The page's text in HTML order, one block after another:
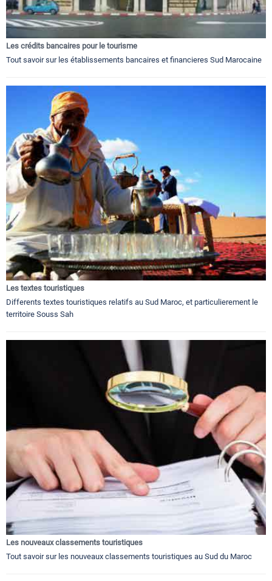
Les crédits bancaires pour le tourisme
Tout savoir sur les établissements bancaires et financieres Sud Marocaine
Les textes touristiques
Differents textes touristiques relatifs au Sud Maroc, et particulierement le
territoire Souss Sah
Les nouveaux classements touristiques
Tout savoir sur les nouveaux classements touristiques au Sud du Maroc